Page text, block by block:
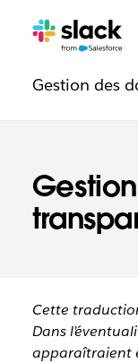
Navigation
Pages
Gestion des
Cette
Dans
apparaîtraient